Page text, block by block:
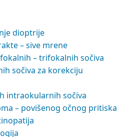
dioptrije
– sive mrene
– trifokalnih sočiva
sočiva za korekciju
intraokularnih sočiva
– povišenog očnog pritiska